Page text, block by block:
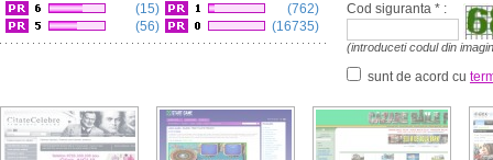
(15)
(56)
(762)
(16735)
Cod siguranta * :
(introduceti codul din
sunt de acord cu